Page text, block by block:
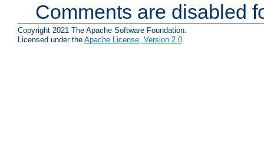
Comments are disabled
Copyright 2021 The Apache Software Foundation.
Licensed under the Apache License, Version 2.0.